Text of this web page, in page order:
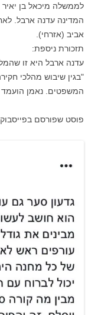
המדינה עדנה ארבל.
אביב (אזרחי).
תזכורת ניספת:
עדנה ארבל היא זו
"בגין שיבוש מהלכי
המשפטים. נאמן הועמד
פוסט שפורסם בפייסבוק ב-